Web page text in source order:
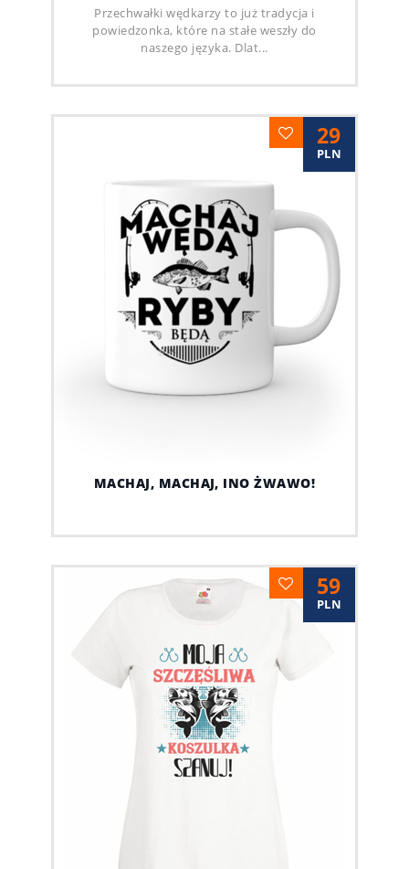
Przechwałki wędkarzy to już tradycja i
powiedzonka, które na stałe weszły do
naszego języka. Dlat...
29
PLN
MACHAJ, MACHAJ, INO ŻWAWO!
59
PLN